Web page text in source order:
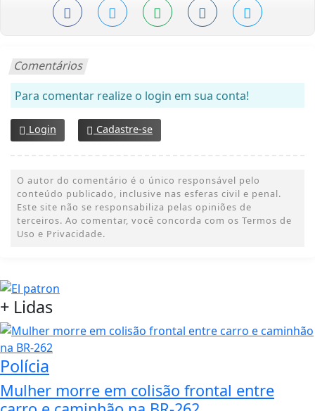
Comentários
Para comentar realize o login em sua conta!
Login Cadastre-se
O autor do comentário é o único responsável pelo
conteúdo publicado, inclusive nas esferas civil e penal.
Este site não se responsabiliza pelas opiniões de
terceiros. Ao comentar, você concorda com os Termos de
Uso e Privacidade.
+ Lidas
Polícia
Mulher morre em colisão frontal entre